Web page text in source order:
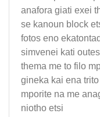
anafora giati exei
se kanoun block
fotos eno
simvenei kati
thema me to filo
gineka kai ena
mporite na me
niotho etsi